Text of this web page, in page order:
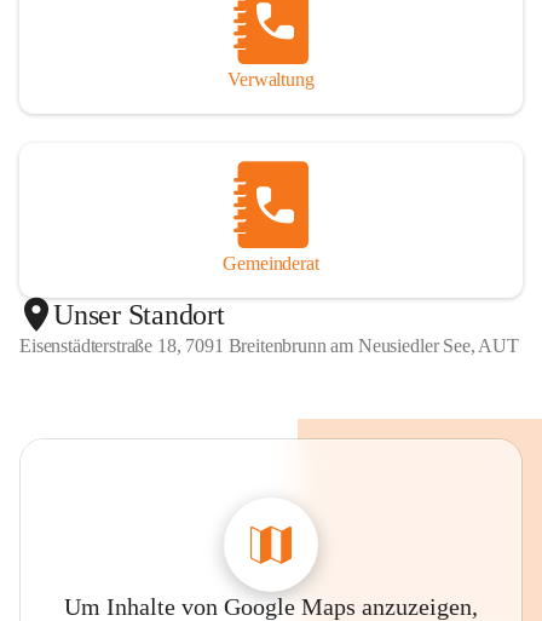
Verwaltung
Gemeinderat
Unser Standort
Eisenstädterstraße 18, 7091 Breitenbrunn am Neusiedler See, AUT
Um Inhalte von Google Maps anzuzeigen,